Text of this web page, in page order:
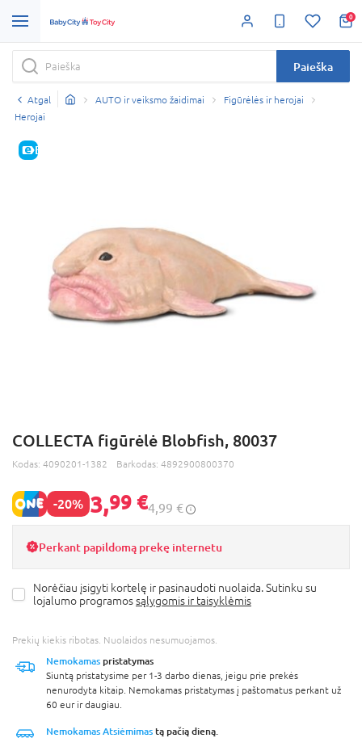
0
Paieška
Atgal AUTO ir veiksmo žaidimai
Figūrėlės ir herojai
Herojai
E-KAINA
COLLECTA figūrėlė Blobfish, 80037
Kodas: 4090201-1382 Barkodas: 4892900800370
-20% 3,99 €4,99 €
Perkant papildomą prekę internetu
Norėčiau įsigyti kortelę ir pasinaudoti nuolaida. Sutinku su
lojalumo programossąlygomis ir taisyklėmis
Prekių kiekis ribotas. Nuolaidos nesumuojamos.
Nemokamas pristatymas
Siuntą pristatysime per 1-3 darbo dienas, jeigu prie prekės
nenurodyta kitaip. Nemokamas pristatymas į paštomatus perkant už
60 eur ir daugiau.
Nemokamas Atsiėmimas tą pačią dieną.